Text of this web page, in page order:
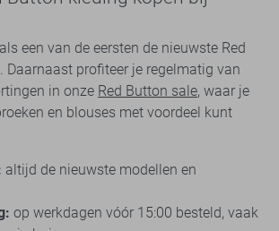
een van de eersten de nieuwste Red
Daarnaast profiteer je regelmatig van
in onze Red Button sale, waar je
en blouses met voordeel kunt
altijd de nieuwste modellen en
op werkdagen vóór 15:00 besteld, vaak